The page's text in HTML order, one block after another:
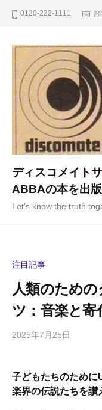
0120-222-1111 お
ディスコメイト
ABBAの本を出
Let's know the truth
注目記事
人類のため
ツ：音楽と寄
2025年7月25日
i
g
の
コ
子どもたちのために
楽界の伝説たちを讃